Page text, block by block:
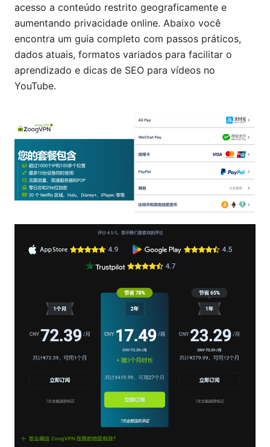
acesso a conteúdo restrito geograficamente e
aumentando privacidade online. Abaixo você
encontra um guia completo com passos práticos,
dados atuais, formatos variados para facilitar o
aprendizado e dicas de SEO para vídeos no
YouTube.